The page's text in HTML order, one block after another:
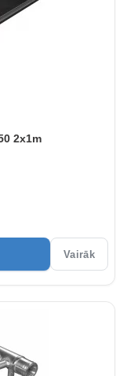
2x1m
Vairāk